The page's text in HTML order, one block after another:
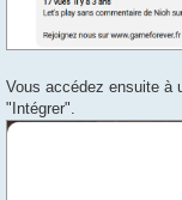
Vous accédez ensuite à
"Intégrer".